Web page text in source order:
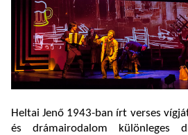
Heltai Jenő 1943-ban írt verses
és drámairodalom különleges